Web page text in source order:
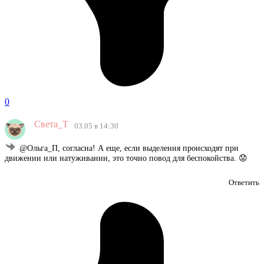
0
Света_Т 03.05 в 14:30
@Ольга_П, согласна! А еще, если выделения происходят при
движении или натуживании, это точно повод для беспокойства. 😟
Ответить